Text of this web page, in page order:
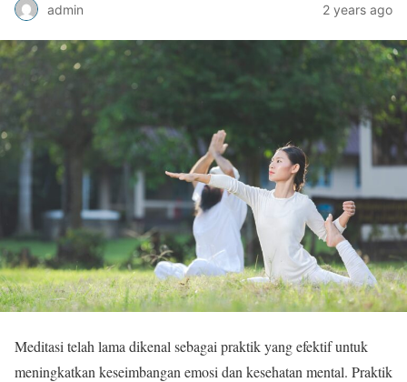
admin 2 years ago
Meditasi telah lama dikenal sebagai praktik yang efektif untuk
meningkatkan keseimbangan emosi dan kesehatan mental. Praktik